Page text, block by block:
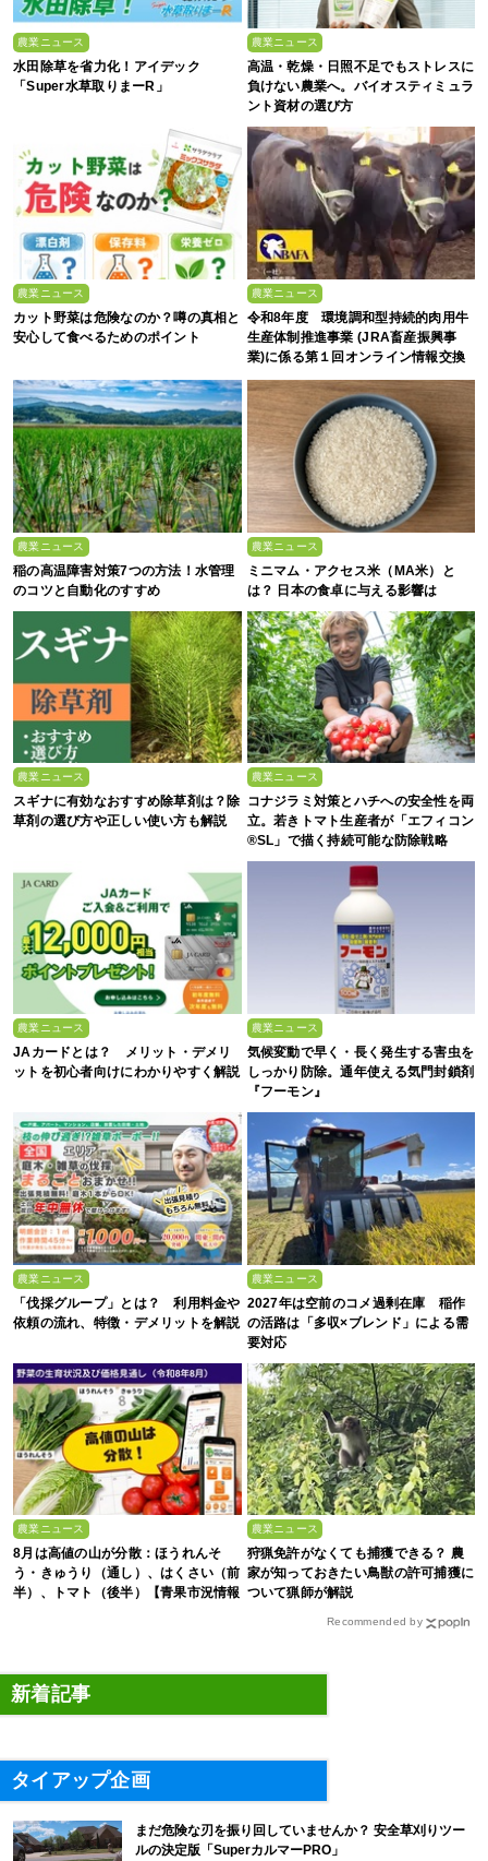
農業ニュース
水田除草を省力化！アイデック
「Super水草取りまーR」
農業ニュース
高温・乾燥・日照不足でもストレスに
負けない農業へ。バイオスティミュラ
ント資材の選び方
農業ニュース
カット野菜は危険なのか？噂の真相と
安心して食べるためのポイント
農業ニュース
令和8年度 環境調和型持続的肉用牛
生産体制推進事業 (JRA畜産振興事
業)に係る第１回オンライン情報交換
会
農業ニュース
稲の高温障害対策7つの方法！水管理
のコツと自動化のすすめ
農業ニュース
ミニマム・アクセス米（MA米）と
は？ 日本の食卓に与える影響は
農業ニュース
スギナに有効なおすすめ除草剤は？除
草剤の選び方や正しい使い方も解説
農業ニュース
コナジラミ対策とハチへの安全性を両
立。若きトマト生産者が「エフィコン
®SL」で描く持続可能な防除戦略
農業ニュース
JAカードとは？ メリット・デメリ
ットを初心者向けにわかりやすく解説
農業ニュース
気候変動で早く・長く発生する害虫を
しっかり防除。通年使える気門封鎖剤
『フーモン』
農業ニュース
「伐採グループ」とは？ 利用料金や
依頼の流れ、特徴・デメリットを解説
農業ニュース
2027年は空前のコメ過剰在庫 稲作
の活路は「多収×ブレンド」による需
要対応
農業ニュース
8月は高値の山が分散：ほうれんそ
う・きゅうり（通し）、はくさい（前
半）、トマト（後半）【青果市況情報
農業ニュース
狩猟免許がなくても捕獲できる？ 農
家が知っておきたい鳥獣の許可捕獲に
ついて猟師が解説
Recommended by
新着記事
タイアップ企画
まだ危険な刃を振り回していませんか？ 安全草刈りツー
ルの決定版「SuperカルマーPRO」